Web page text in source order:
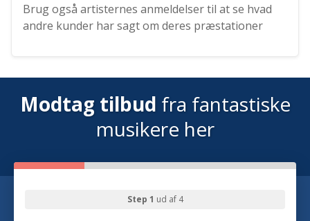
Brug også artisternes anmeldelser til at se hvad
andre kunder har sagt om deres præstationer
Modtag tilbud fra fantastiske
musikere her
Step 1 ud af 4